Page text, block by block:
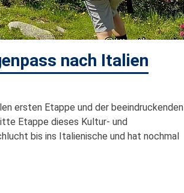
nach Italien
ersten Etappe und der beeindruckenden
Etappe dieses Kultur- und
bis ins Italienische und hat nochmal